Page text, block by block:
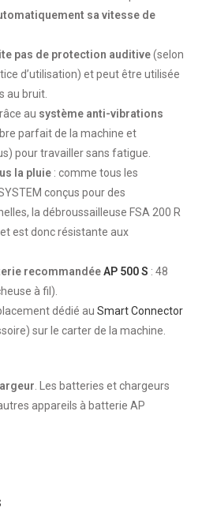
sa vitesse de
pas de protection auditive(selon
d’utilisation) et peut être utilisée
au bruit.
au système anti-vibrations
parfait de la machine et
pour travailler sans fatigue.
la pluie : comme tous les
conçus pour des
la débroussailleuse FSA 200 R
est donc résistante aux
recommandéeAP 500 S : 48
à fil).
dédié auSmart Connector
sur le carter de la machine.
. Les batteries et chargeurs
appareils à batterie AP